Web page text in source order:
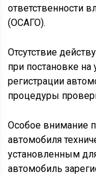
ответственности
(ОСАГО).
Отсутствие
при постановке на
регистрации
процедуры
Особое внимание
автомобиля
установленным
автомобиль